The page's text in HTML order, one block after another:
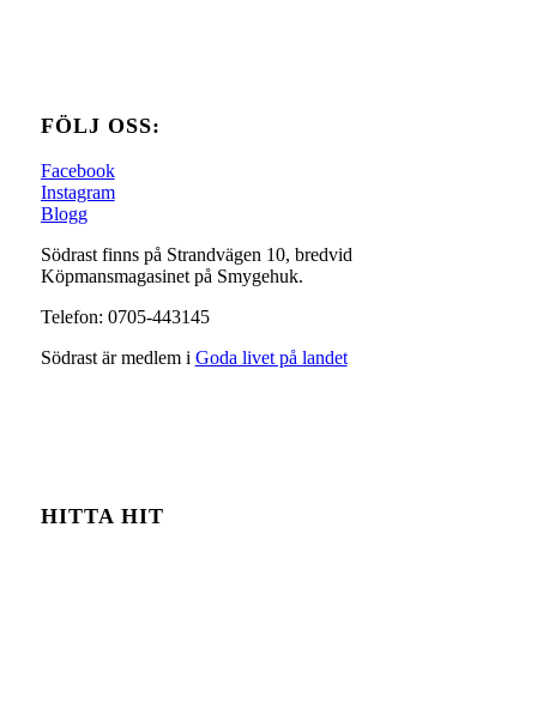
FÖLJ OSS:
Facebook
Instagram
Blogg
Södrast finns på Strandvägen 10, bredvid
Köpmansmagasinet på Smygehuk.
Telefon: 0705-443145
Södrast är medlem i Goda livet på landet
HITTA HIT